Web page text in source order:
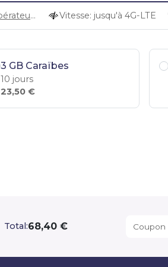
18 opérateurs Vitesse: jusqu'à 4G-LTE
3 GB Caraïbes
10 jours
23,50 €
Total:68,40 € Coupon